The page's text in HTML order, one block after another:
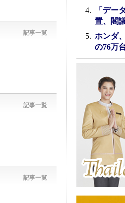
記事一覧
記事一覧
記事一覧
「デー
置、閣
ホンダ
の76万